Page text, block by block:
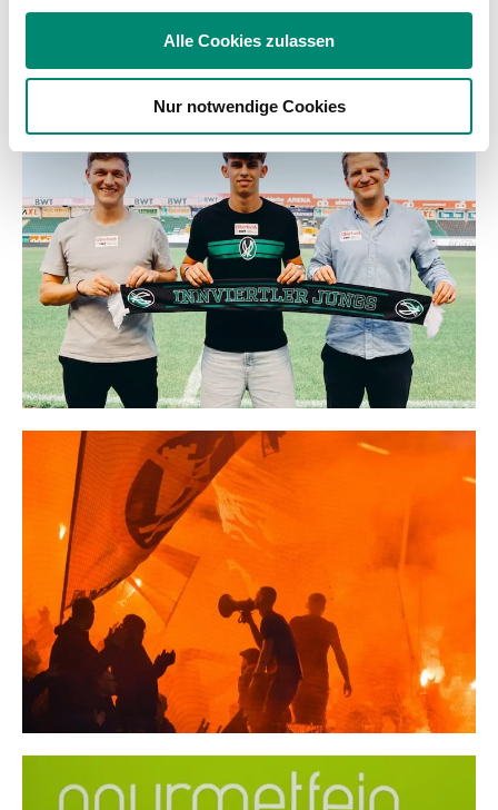
weiteren Daten zusammen, die Sie ihnen bereitgestellt
haben oder die sie im Rahmen Ihrer Nutzung der Dienste
gesammelt haben.
Weitere Details, insbesondere zu Speicherdauer und
Empfänger entnehmen Sie unserer
Datenschutzerklärung
Alle Cookies zulassen
Nur notwendige Cookies
WEITERE NEWS